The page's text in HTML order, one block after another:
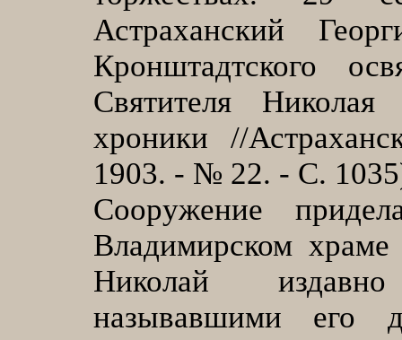
Астраханский
Кронштадтского
Святителя
хроники //
1903. - № 22. - С.
Сооружение
Владимирском
Николай
называвшими его